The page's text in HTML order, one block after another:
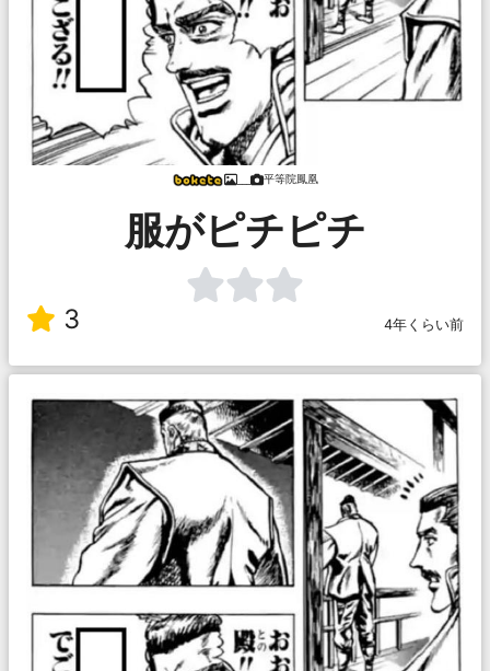
平等院鳳凰
服がピチピチ
3 4年くらい前